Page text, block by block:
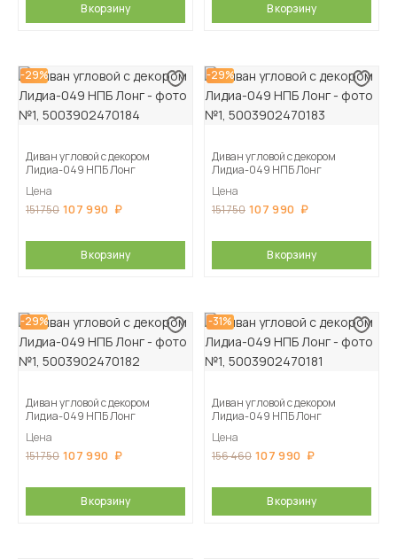
В корзину В корзину
-29%
Диван угловой с декором
Лидиа-049 НПБ Лонг
Цена
151 750 107 990
В корзину
-29%
Диван угловой с декором
Лидиа-049 НПБ Лонг
Цена
151 750 107 990
В корзину
-29%
Диван угловой с декором
Лидиа-049 НПБ Лонг
Цена
151 750 107 990
В корзину
-31%
Диван угловой с декором
Лидиа-049 НПБ Лонг
Цена
156 460 107 990
В корзину